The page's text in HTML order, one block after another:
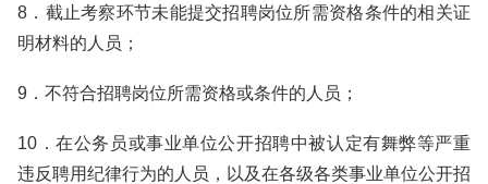
8．截止考察环节未能提交招聘岗位所需资格条件的相关证
明材料的人员；
9．不符合招聘岗位所需资格或条件的人员；
10．在公务员或事业单位公开招聘中被认定有舞弊等严重
违反聘用纪律行为的人员，以及在各级各类事业单位公开招